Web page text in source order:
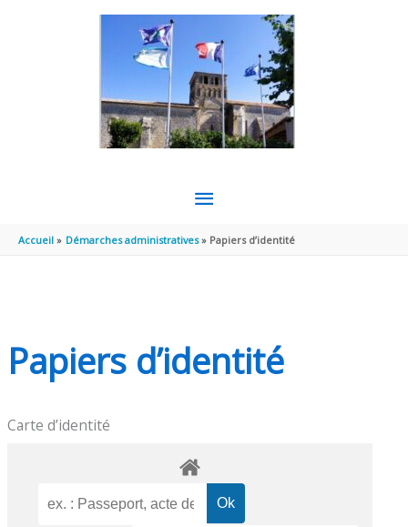
MENU
PRINCIPAL
Accueil Démarches administratives Papiers d’identité
Papiers d’identité
Carte d’identité